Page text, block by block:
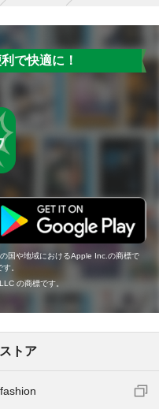
で快適に！
国や地域におけるApple Inc.の商標で
。
の商標です。
トア